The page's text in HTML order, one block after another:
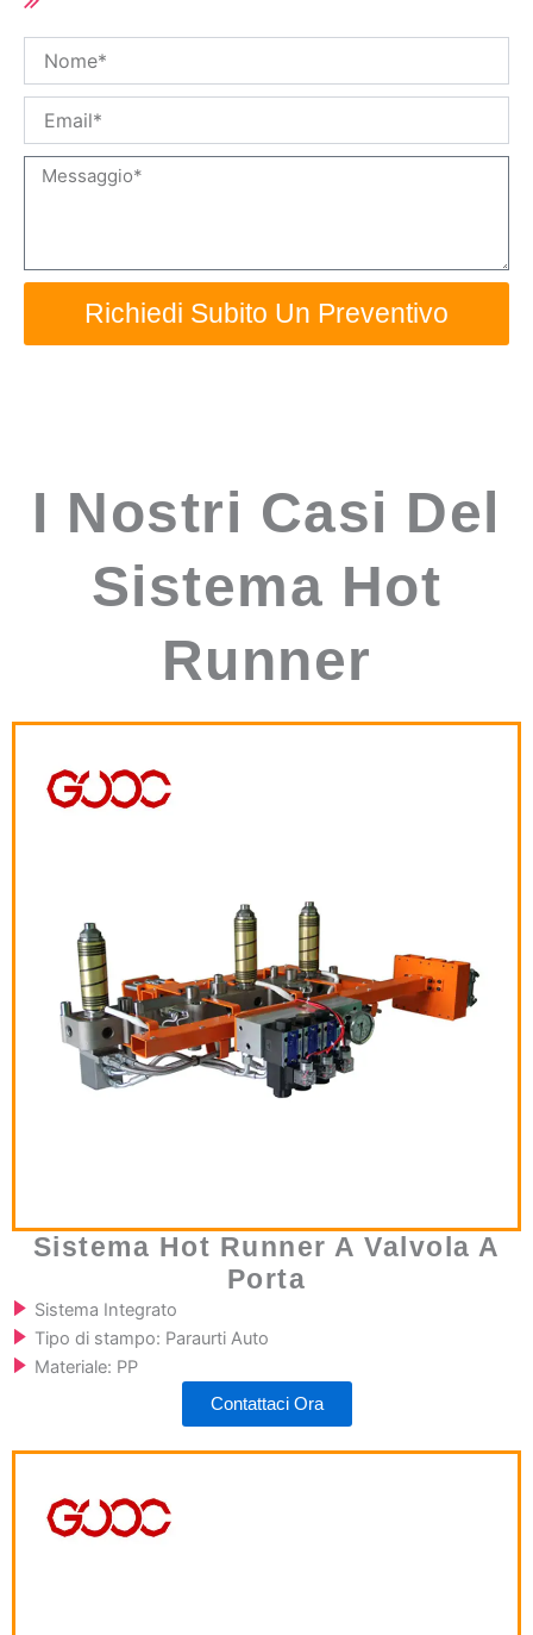
Messaggio
Richiedi Subito Un Preventivo
I Nostri Casi Del
Sistema Hot
Runner
Sistema Hot Runner A Valvola A
Porta
Sistema Integrato
Tipo di stampo: Paraurti Auto
Materiale: PP
Contattaci Ora